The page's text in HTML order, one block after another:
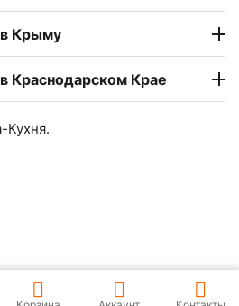
Крыму
Краснодарском Крае
Кухня.